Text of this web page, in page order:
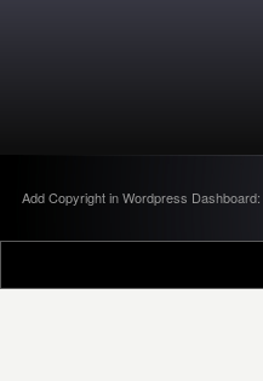
Add Copyright in Wordpress Dashboard: